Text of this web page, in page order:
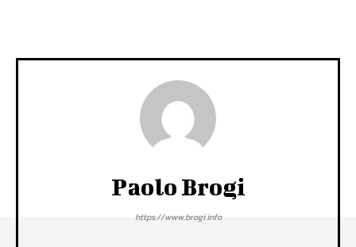
Paolo Brogi
https://www.brogi.info